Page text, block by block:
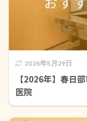
2026年5月29日
【2026年】春日
医院